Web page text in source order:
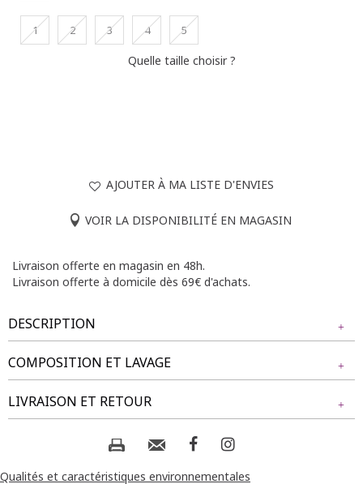
1 2 3 4 5
Quelle taille choisir ?
AJOUTER À MA LISTE D'ENVIES
VOIR LA DISPONIBILITÉ EN MAGASIN
Livraison offerte en magasin en 48h.
Livraison offerte à domicile dès 69€ d'achats.
DESCRIPTION
T-shirt imprimé graphique et détails strass à manches
longues et col V. Coupe droite. Manches longues légèrement
resserrées vers le poignet. Col V. Imprimé graphique. Mix
formes multicolores sur fond uni avec détails strass. Tissu
en maille à texture chinée. Matière extensible. Fines
surpiqûres discrètes en finition du modèle. Base droite.
COMPOSITION ET LAVAGE
Tissu principal : 95% POLYESTER, 5% ELASTHANE
Composition et lavage :
LIVRAISON ET RETOUR
NOS MODES DE LIVRAISON
Livraison Magasin :
Qualités et caractéristiques environnementales